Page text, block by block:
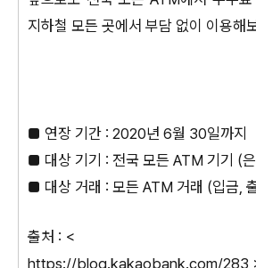
지하철 모든 곳에서 부담 없이 이용해
■ 연장 기간 : 2020년 6월 30일까지
■ 대상 기기 : 전국 모든 ATM 기기 (
■ 대상 거래 : 모든 ATM 거래 (입금,
출처 : <
https://blog.kakaobank.com/283